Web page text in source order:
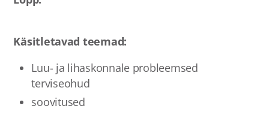
Käsitletavad teemad:
Luu- ja lihaskonnale probleemsed
terviseohud
soovitused